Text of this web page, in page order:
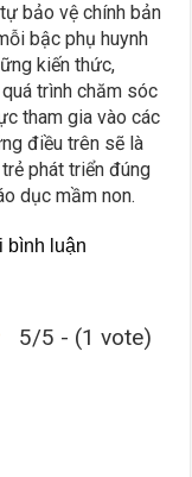
bảo vệ chính bản
bậc phụ huynh
kiến thức,
trình chăm sóc
tham gia vào các
điều trên sẽ là
phát triển đúng
dục mầm non.
bình luận
5/5 - (1 vote)